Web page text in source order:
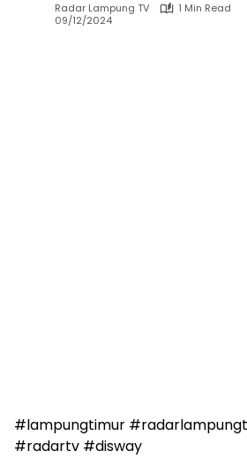
Radar Lampung TV
1 Min Read
09/12/2024
#lampungtimur
#radartv #disway